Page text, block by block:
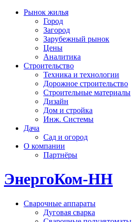
Рынок жилья
Город
Загород
Зарубежный рынок
Цены
Аналитика
Строительство
Техника и технологии
Дорожное строительство
Строительные материалы
Дизайн
Дом и стройка
Инж. Системы
Дача
Сад и огород
О компании
Партнёры
ЭнергоКом-НН
Сварочные аппараты
Дуговая сварка